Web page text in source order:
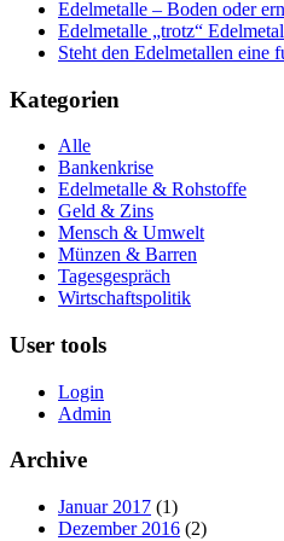
Edelmetalle – Boden oder
Edelmetalle „trotz“
Steht den Edelmetallen eine
Kategorien
Alle
Bankenkrise
Edelmetalle & Rohstoffe
Geld & Zins
Mensch & Umwelt
Münzen & Barren
Tagesgespräch
Wirtschaftspolitik
User tools
Login
Admin
Archive
Januar 2017 (1)
Dezember 2016 (2)